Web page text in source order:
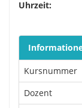
Uhrzeit:
Kursnummer
Dozent